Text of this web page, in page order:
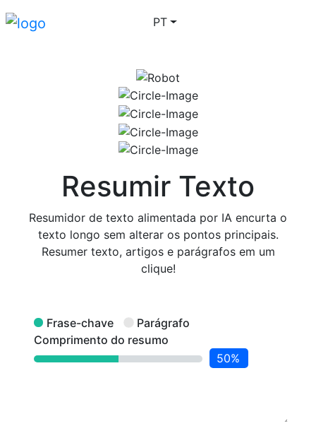
PT
Resumir Texto
Resumidor de texto alimentada por IA encurta o
texto longo sem alterar os pontos principais.
Resumer texto, artigos e parágrafos em um
clique!
Frase-chave
Parágrafo
Comprimento do resumo
50%